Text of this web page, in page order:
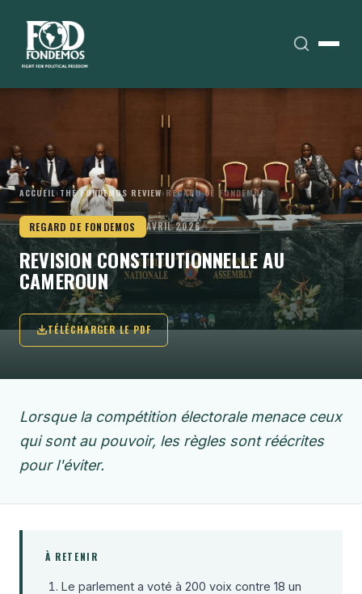
ACCUEIL› THE FONDEMOS REVIEW› REGARD DE FONDEMOS
REGARD DE FONDEMOS AVRIL 2026
REVISION CONSTITUTIONNELLE AU
CAMEROUN
TÉLÉCHARGER LE PDF
Lorsque la compétition électorale menace ceux
qui sont au pouvoir, les règles sont réécrites
pour l'éviter.
À RETENIR
Le parlement a voté à 200 voix contre 18 un